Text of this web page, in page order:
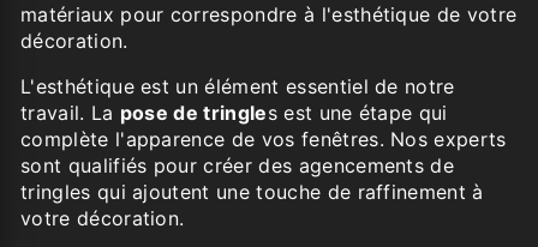
matériaux pour correspondre à l'esthétique de votre
décoration.
L'esthétique est un élément essentiel de notre
travail. La pose de tringles est une étape qui
complète l'apparence de vos fenêtres. Nos experts
sont qualifiés pour créer des agencements de
tringles qui ajoutent une touche de raffinement à
votre décoration.